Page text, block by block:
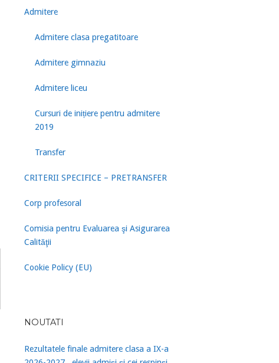
Admitere
Admitere clasa pregatitoare
Admitere gimnaziu
Admitere liceu
Cursuri de inițiere pentru admitere
2019
Transfer
CRITERII SPECIFICE – PRETRANSFER
Corp profesoral
Comisia pentru Evaluarea şi Asigurarea
Calităţii
Cookie Policy (EU)
NOUTATI
Rezultatele finale admitere clasa a IX-a